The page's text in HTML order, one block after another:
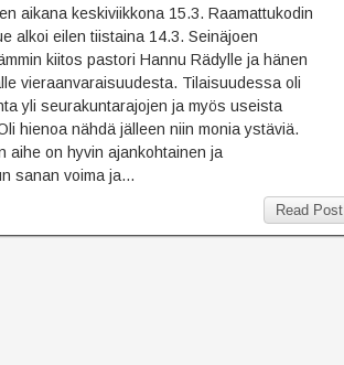
aikana keskiviikkona 15.3. Raamattukodin
alkoi eilen tiistaina 14.3. Seinäjoen
kiitos pastori Hannu Rädylle ja hänen
vieraanvaraisuudesta. Tilaisuudessa oli
yli seurakuntarajojen ja myös useista
hienoa nähdä jälleen niin monia ystäviä.
aihe on hyvin ajankohtainen ja
sanan voima ja…
Read Post